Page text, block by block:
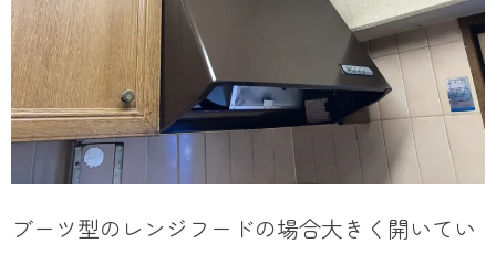
ブーツ型のレンジフードの場合大きく開いてい